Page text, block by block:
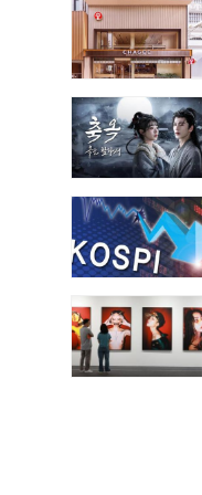
易见。
损失由